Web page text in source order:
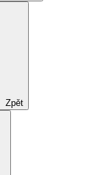
Zpět